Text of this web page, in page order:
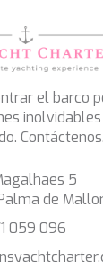
el barco
Contáctenos.
5
de
059 096